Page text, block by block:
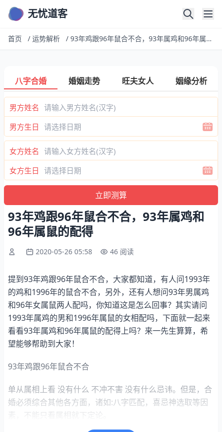
无忧道客
首页 / 运势解析 / 93年鸡跟96年鼠合不合，93年属鸡和96年属鼠的配得
八字合婚 婚姻走势 旺夫女人 姻缘分析
男方姓名
男方生日
女方姓名
女方生日
93年鸡跟96年鼠合不合，93年属鸡和
96年属鼠的配得
2020-05-26 05:58 46 阅读
提到93年鸡跟96年鼠合不合，大家都知道，有人问1993年
的鸡和1996年的鼠合不合，另外，还有人想问93年男属鸡
和96年女属鼠两人配吗，你知道这是怎么回事？其实请问
1993年属鸡的男和1996年属鼠的女相配吗，下面就一起来
看看93年属鸡和96年属鼠的配得上吗？来一先生算算，希
望能够帮助到大家！
93年鸡跟96年鼠合不合
单从属相上看 没有什么 不冲不害 没有什么忌讳。但是，合
婚必须综合其他各方面，诸如:八字匹配，喜忌神选取等因
素，不能只看属相就下定论。